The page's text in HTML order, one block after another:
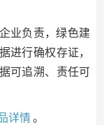
业负责，绿色建
进行确权存证，
可追溯、责任可
详情。